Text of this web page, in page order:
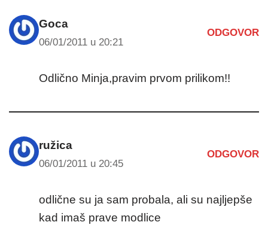
Goca
06/01/2011 u 20:21
ODGOVOR
Odlično Minja,pravim prvom prilikom!!
ružica
06/01/2011 u 20:45
ODGOVOR
odlične su ja sam probala, ali su najljepše
kad imaš prave modlice